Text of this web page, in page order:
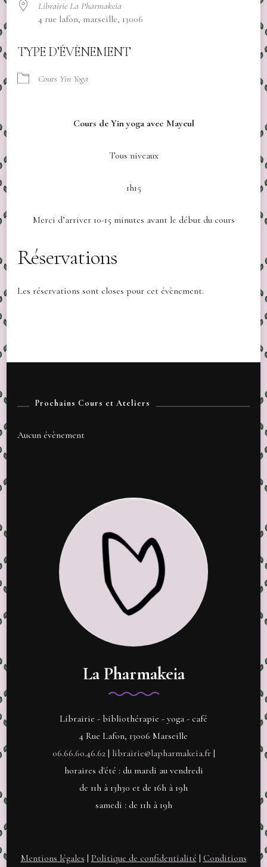
Librairie La Pharmakeia
4 rue lafon, marseille, 13006
TYPE D’ÉVÈNEMENT
Cours Yin Yoga
Cours de Yin yoga avec Mayeul
Tous niveaux
1h15
Merci d’arriver 10-15 minutes avant le début du cours
Réservations
Les réservations sont closes pour cet évènement.
Prochains Cours et Ateliers
Aucun évènement
La Pharmakeia
Librairie - bibliothérapie - yoga - café
4 Rue Lafon, 13006 Marseille
06.66.60.46.62| librairie@lapharmakeia.fr|
horaires d'été : du mardi au vendredi
de 11h à 13h30 et de 16h à 19h
samedi : de 11h à 19h
Mentions légales | Politique de confidentialité | Conditions